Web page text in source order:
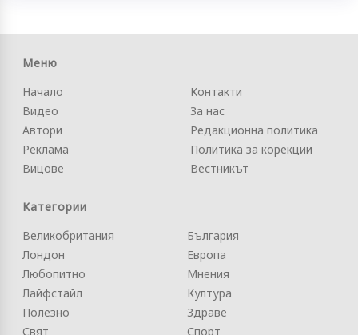
Меню
Начало
Видео
Автори
Реклама
Вицове
Контакти
За нас
Редакционна политика
Политика за корекции
Вестникът
Категории
Великобритания
Лондон
Любопитно
Лайфстайл
Полезно
Свят
България
Европа
Мнения
Култура
Здраве
Спорт